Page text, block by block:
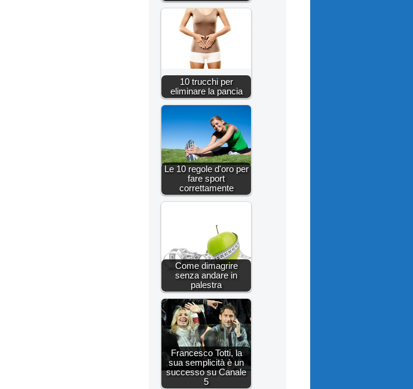
10 trucchi per
eliminare la pancia
Le 10 regole d'oro per
fare sport
correttamente
Come dimagrire
senza andare in
palestra
Francesco Totti, la
sua semplicità è un
successo su Canale
5